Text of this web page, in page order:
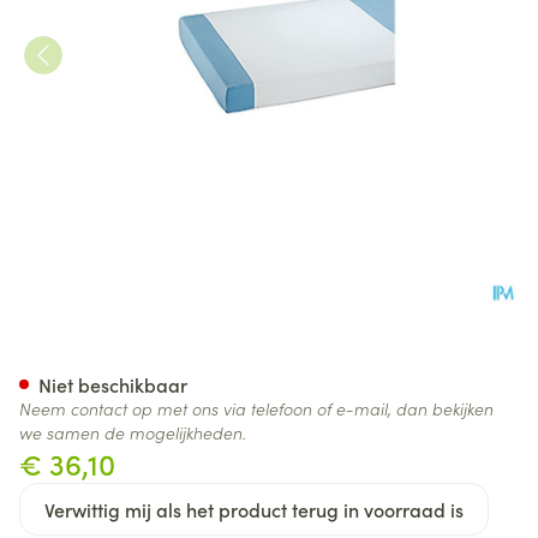
€ 36,10
Verwittig mij als het product terug in voorraad is
Niet beschikbaar
Neem contact op met ons via telefoon of e-mail, dan bekijken
we samen de mogelijkheden.